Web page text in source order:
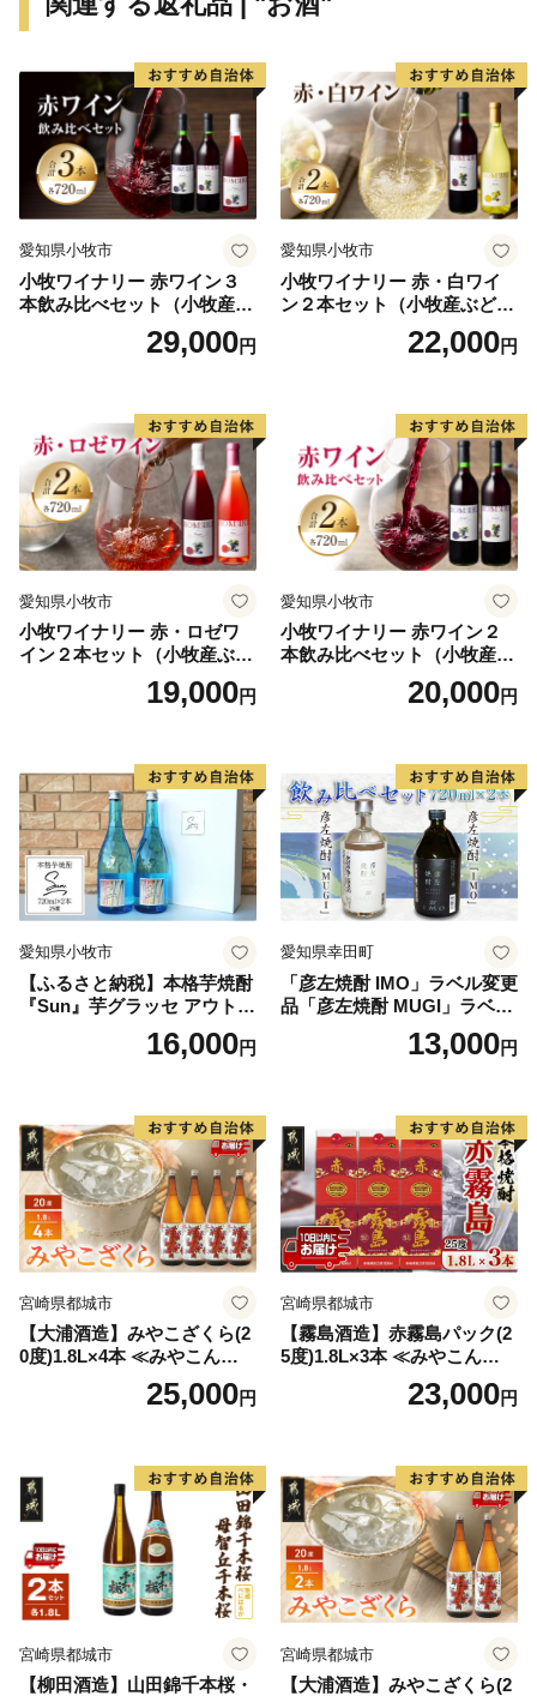
愛知県小牧市
小牧ワイナリー 赤ワイン３
本飲み比べセット（小牧産ぶ
どう100％使用）29,000円
愛知県小牧市
小牧ワイナリー 赤・白ワイ
ン２本セット（小牧産ぶどう
22,000円
愛知県小牧市
小牧ワイナリー 赤・ロゼワ
イン２本セット（小牧産ぶど
19,000円
愛知県小牧市
小牧ワイナリー 赤ワイン２
本飲み比べセット（小牧産ぶ
どう100％使用）20,000円
愛知県小牧市
【ふるさと納税】本格芋焼酎
『Sun』芋グラッセ アウトド
ア ソロキャンプ ベランピン
グ 巣ごもり 就労支援16,000円
愛知県幸田町
「彦左焼酎 IMO」ラベル変更
品「彦左焼酎 MUGI」ラベル
変更品 飲み比べ セット 合計
2本 720ml×各1本 25度 焼酎
13,000円
宮崎県都城市
【大浦酒造】みやこざくら(2
0度)1.8L×4本 ≪みやこんじょ
特急便≫_AD-077125,000円
宮崎県都城市
【霧島酒造】赤霧島パック(2
5度)1.8L×3本 ≪みやこんじょ
特急便≫_23-07-K03P-1800-3
23,000円
宮崎県都城市
【柳田酒造】山田錦千本桜・
宮崎県都城市
【大浦酒造】みやこざくら(2